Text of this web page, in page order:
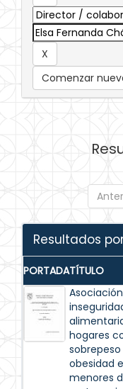
Comenzar
Resultados
PORTADATÍTULO
hogares
obesidad
menores